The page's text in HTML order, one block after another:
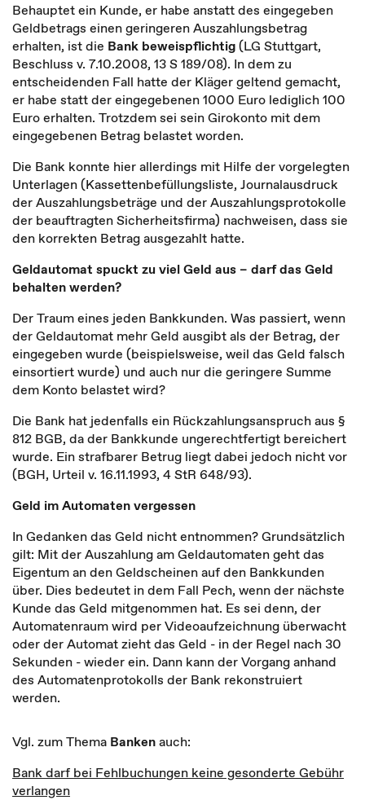
Behauptet ein Kunde, er habe anstatt des eingegeben
Geldbetrags einen geringeren Auszahlungsbetrag
erhalten, ist die Bank beweispflichtig(LG Stuttgart,
Beschluss v. 7.10.2008, 13 S 189/08). In dem zu
entscheidenden Fall hatte der Kläger geltend gemacht,
er habe statt der eingegebenen 1000 Euro lediglich 100
Euro erhalten. Trotzdem sei sein Girokonto mit dem
eingegebenen Betrag belastet worden.
Die Bank konnte hier allerdings mit Hilfe der vorgelegten
Unterlagen (Kassettenbefüllungsliste, Journalausdruck
der Auszahlungsbeträge und der Auszahlungsprotokolle
der beauftragten Sicherheitsfirma) nachweisen, dass sie
den korrekten Betrag ausgezahlt hatte.
Geldautomat spuckt zu viel Geld aus – darf das Geld
behalten werden?
Der Traum eines jeden Bankkunden. Was passiert, wenn
der Geldautomat mehr Geld ausgibt als der Betrag, der
eingegeben wurde (beispielsweise, weil das Geld falsch
einsortiert wurde) und auch nur die geringere Summe
dem Konto belastet wird?
Die Bank hat jedenfalls ein Rückzahlungsanspruch aus §
812 BGB, da der Bankkunde ungerechtfertigt bereichert
wurde. Ein strafbarer Betrug liegt dabei jedoch nicht vor
(BGH, Urteil v. 16.11.1993, 4 StR 648/93).
Geld im Automaten vergessen
In Gedanken das Geld nicht entnommen? Grundsätzlich
gilt: Mit der Auszahlung am Geldautomaten geht das
Eigentum an den Geldscheinen auf den Bankkunden
über. Dies bedeutet in dem Fall Pech, wenn der nächste
Kunde das Geld mitgenommen hat. Es sei denn, der
Automatenraum wird per Videoaufzeichnung überwacht
oder der Automat zieht das Geld - in der Regel nach 30
Sekunden - wieder ein. Dann kann der Vorgang anhand
des Automatenprotokolls der Bank rekonstruiert
werden.
Vgl. zum Thema Bankenauch:
Bank darf bei Fehlbuchungen keine gesonderte Gebühr
verlangen